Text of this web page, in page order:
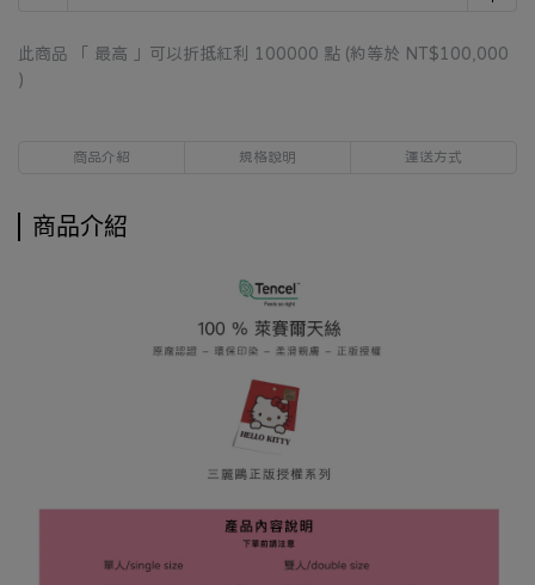
此商品 「 最高 」可以折抵紅利 100000 點 (約等於 NT$100,000
)
商品介紹 規格說明 運送方式
商品介紹